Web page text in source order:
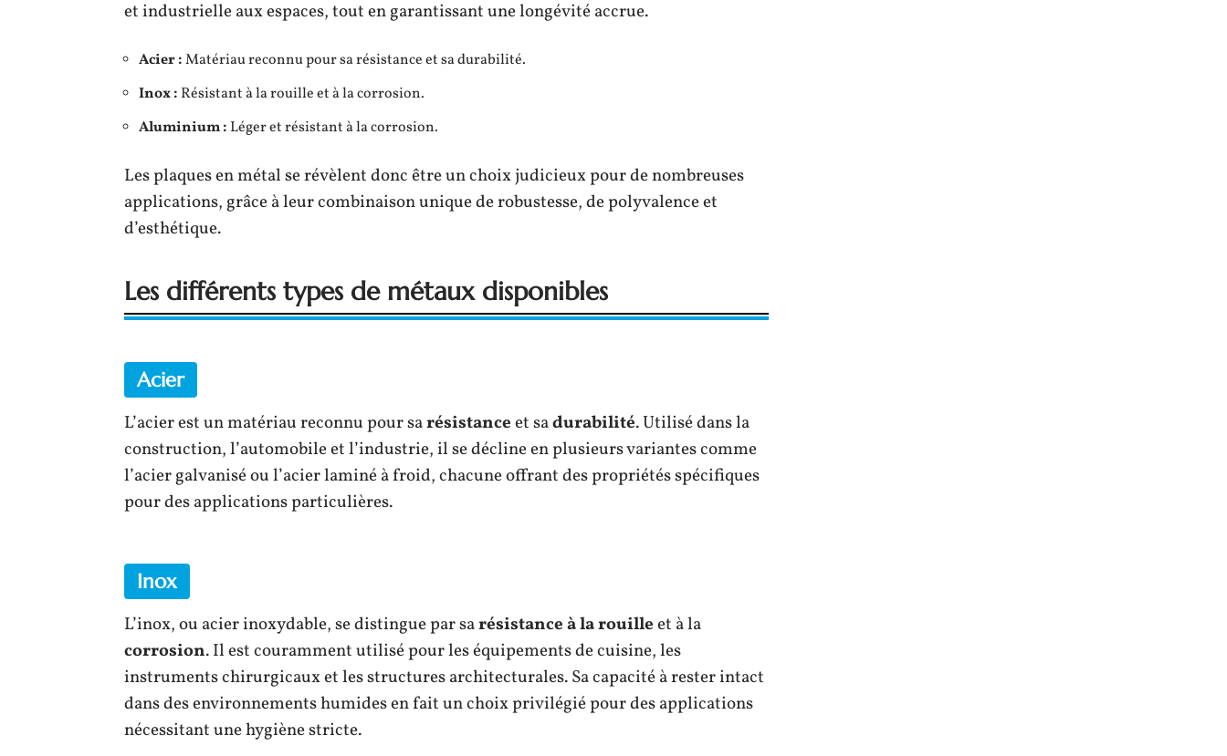
et industrielle aux espaces, tout en garantissant une longévité accrue.
Acier :Matériau reconnu pour sa résistance et sa durabilité.
Inox : Résistant à la rouille et à la corrosion.
Aluminium : Léger et résistant à la corrosion.
Les plaques en métal se révèlent donc être un choix judicieux pour de nombreuses
applications, grâce à leur combinaison unique de robustesse, de polyvalence et
d’esthétique.
Les différents types de métaux disponibles
Acier
L’acier est un matériau reconnu pour sarésistanceet sadurabilité. Utilisé dans la
construction, l’automobile et l’industrie, il se décline en plusieurs variantes comme
l’acier galvanisé ou l’acier laminé à froid, chacune offrant des propriétés spécifiques
pour des applications particulières.
Inox
L’inox, ou acier inoxydable, se distingue par sarésistance à la rouilleet à la
corrosion. Il est couramment utilisé pour les équipements de cuisine, les
instruments chirurgicaux et les structures architecturales. Sa capacité à rester intact
dans des environnements humides en fait un choix privilégié pour des applications
nécessitant une hygiène stricte.